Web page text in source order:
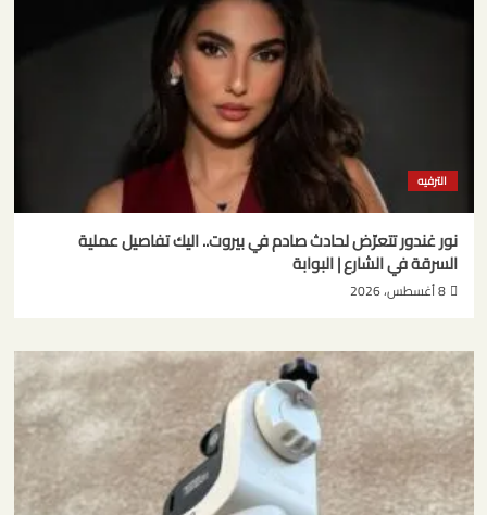
الترفيه
نور غندور تتعرّض لحادث صادم في بيروت.. اليك تفاصيل عملية
السرقة في الشارع | البوابة
8 أغسطس، 2026